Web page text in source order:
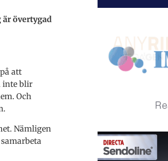
övertygad
att
inte blir
Och
Nämligen